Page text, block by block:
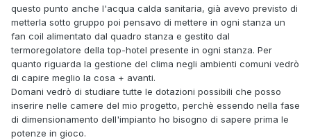
questo punto anche l'acqua calda sanitaria, già avevo previsto di
metterla sotto gruppo poi pensavo di mettere in ogni stanza un
fan coil alimentato dal quadro stanza e gestito dal
termoregolatore della top-hotel presente in ogni stanza. Per
quanto riguarda la gestione del clima negli ambienti comuni vedrò
di capire meglio la cosa + avanti.
Domani vedrò di studiare tutte le dotazioni possibili che posso
inserire nelle camere del mio progetto, perchè essendo nella fase
di dimensionamento dell'impianto ho bisogno di sapere prima le
potenze in gioco.